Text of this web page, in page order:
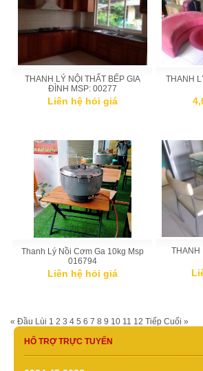
THANH LÝ NỘI THẤT BẾP GIA
ĐÌNH MSP: 00277
Liên hệ hỏi giá
THANH
Thanh Lý Nồi Cơm Ga 10kg Msp
016794
Liên hệ hỏi giá
THANH
« Đầu Lùi 1 2 3 4 5 6 7 8 9 10 11 12 Tiếp Cuối »
HỔ TRỢ TRỰC TUYẾN